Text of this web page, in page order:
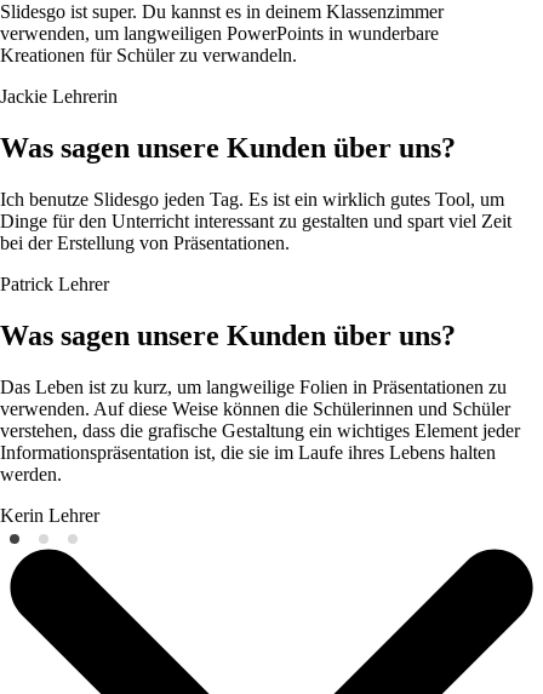
Slidesgo ist super. Du kannst es in deinem Klassenzimmer
verwenden, um langweiligen PowerPoints in wunderbare
Kreationen für Schüler zu verwandeln.
Jackie Lehrerin
Was sagen unsere Kunden über uns?
Ich benutze Slidesgo jeden Tag. Es ist ein wirklich gutes Tool, um
Dinge für den Unterricht interessant zu gestalten und spart viel Zeit
bei der Erstellung von Präsentationen.
Patrick Lehrer
Was sagen unsere Kunden über uns?
Das Leben ist zu kurz, um langweilige Folien in Präsentationen zu
verwenden. Auf diese Weise können die Schülerinnen und Schüler
verstehen, dass die grafische Gestaltung ein wichtiges Element jeder
Informationspräsentation ist, die sie im Laufe ihres Lebens halten
werden.
Kerin Lehrer